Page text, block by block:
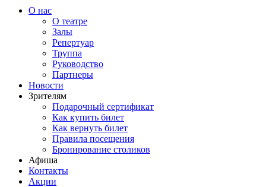
О нас
О театре
Залы
Репертуар
Труппа
Руководство
Партнеры
Новости
Зрителям
Подарочный сертификат
Как купить билет
Как вернуть билет
Правила посещения
Бронирование столиков
Афиша
Контакты
Акции